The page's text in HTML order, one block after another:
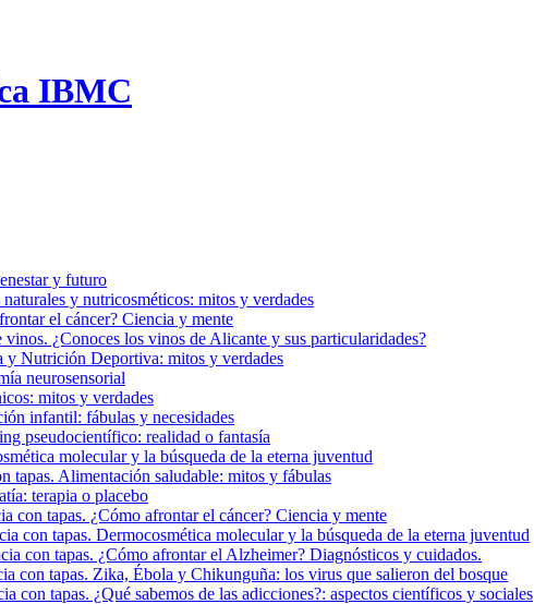
IBMC
y futuro
y nutricosméticos: mitos y verdades
el cáncer? Ciencia y mente
¿Conoces los vinos de Alicante y sus particularidades?
Nutrición Deportiva: mitos y verdades
neurosensorial
mitos y verdades
infantil: fábulas y necesidades
pseudocientífico: realidad o fantasía
molecular y la búsqueda de la eterna juventud
tapas. Alimentación saludable: mitos y fábulas
terapia o placebo
con tapas. ¿Cómo afrontar el cáncer? Ciencia y mente
con tapas. Dermocosmética molecular y la búsqueda de la eterna juventud
con tapas. ¿Cómo afrontar el Alzheimer? Diagnósticos y cuidados.
con tapas. Zika, Ébola y Chikunguña: los virus que salieron del bosque
con tapas. ¿Qué sabemos de las adicciones?: aspectos científicos y sociales